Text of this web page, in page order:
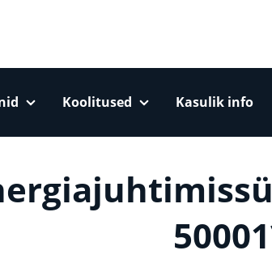
Koolitused Kasulik info